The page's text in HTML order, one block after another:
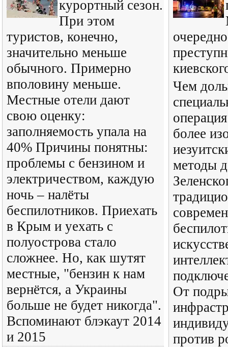
курортный сезон.
При этом
туристов, конечно,
значительно меньше
обычного. Примерно
вполовину меньше.
Местные отели дают
свою оценку:
заполняемость упала на
40% Причины понятны:
проблемы с бензином и
электричеством, каждую
ночь – налёты
беспилотников. Приехать
в Крым и уехать с
полуострова стало
сложнее. Но, как шутят
местные, "бензин к нам
вернётся, а Украины
больше не будет никогда".
Вспоминают блэкаут 2014
и 2015
Чем
более
методы
От
против